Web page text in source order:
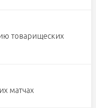
товарищеских
матчах